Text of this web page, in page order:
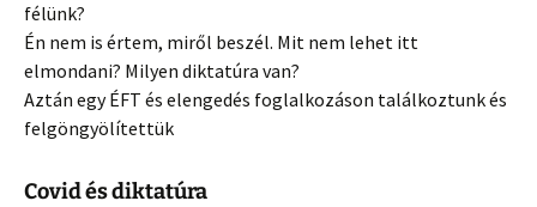
félünk?
Én nem is értem, miről beszél. Mit nem lehet itt
elmondani? Milyen diktatúra van?
Aztán egy ÉFT és elengedés foglalkozáson találkoztunk és
felgöngyölítettük
Covid és diktatúra